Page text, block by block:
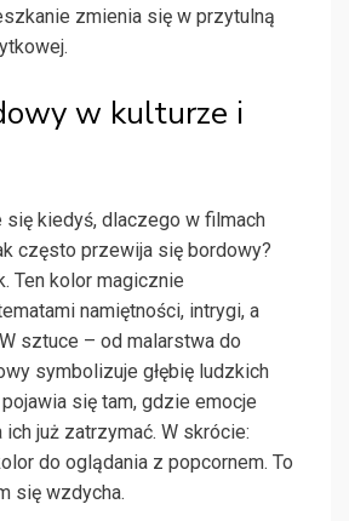
zmienia się w przytulną
w kulturze i
się kiedyś, dlaczego w filmach
często przewija się bordowy?
Ten kolor magicznie
namiętności, intrygi, a
sztuce – od malarstwa do
symbolizuje głębię ludzkich
się tam, gdzie emocje
ich już zatrzymać. W skrócie:
do oglądania z popcornem. To
się wzdycha.